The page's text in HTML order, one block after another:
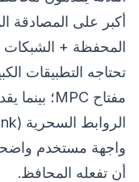
أكبر على المصادقة
المحفظة + الشبكات
واجهة مستخدم
أن تفعله المحافظ.